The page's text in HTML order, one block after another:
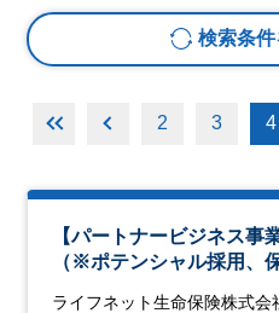
検索条
2 3 4
【パートナービジネス事
（※ポテンシャル採用、
ライフネット生命保険株式会